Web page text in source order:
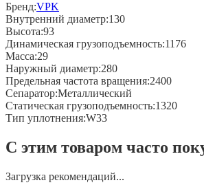
Бренд:VPK
Внутренний диаметр:130
Высота:93
Динамическая грузоподъемность:1176
Масса:29
Наружный диаметр:280
Предельная частота вращения:2400
Сепаратор:Металлический
Статическая грузоподъемность:1320
Тип уплотнения:W33
С этим товаром часто
Загрузка рекомендаций...